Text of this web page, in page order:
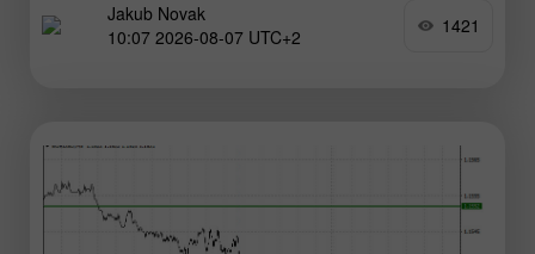
Jakub Novak
10:07 2026-08-07 UTC+2
1421